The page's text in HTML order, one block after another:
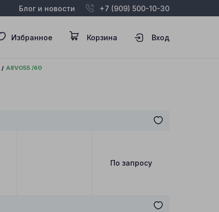
Блог и новости +7 (909) 500-10-30
Избранное Корзина Вход
A8VO55 /60
По запросу